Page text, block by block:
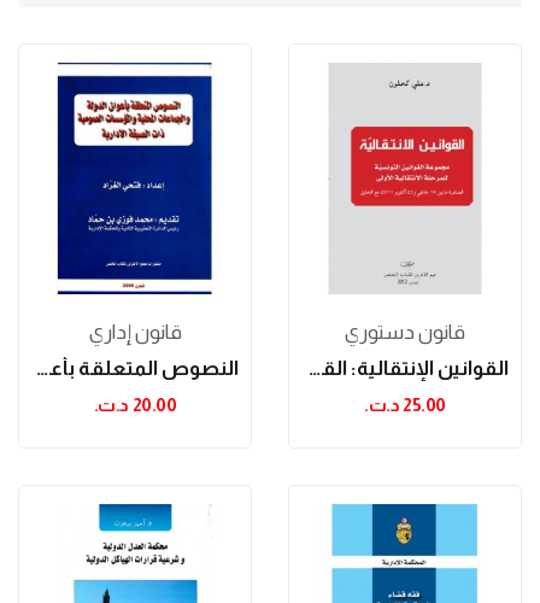
قانون إداري
النصوص المتعلقة بأعوان الدولة والجماعات المحلية...
20.00 د.ت.‏
قانون دستوري
القوانين الإنتقالية: القوانين التونسية للمرحلة...
25.00 د.ت.‏